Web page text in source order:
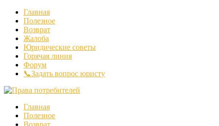
Главная
Полезное
Возврат
Жалоба
Юридические советы
Горячая линия
Форум
📞Задать вопрос юристу
Главная
Полезное
Возврат